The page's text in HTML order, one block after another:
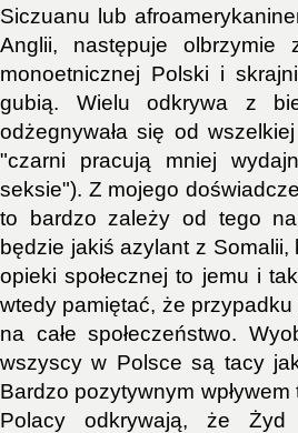
Siczuanu lub
Anglii, następuje olbrzymie
monoetnicznej Polski i
gubią. Wielu odkrywa z
odżegnywała się od
"czarni pracują mniej
seksie"). Z mojego
to bardzo zależy od tego
będzie jakiś azylant z
opieki społecznej to jemu i
wtedy pamiętać, że
na całe społeczeństwo.
wszyscy w Polsce są tacy
Bardzo pozytywnym
Polacy odkrywają, że